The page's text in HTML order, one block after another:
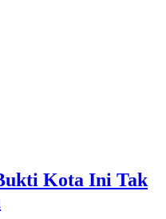
Kota Ini Tak